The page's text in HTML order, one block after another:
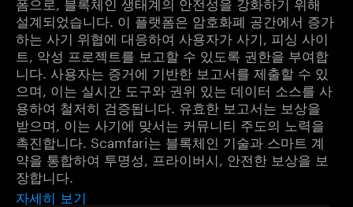
설계되었습니다. 이 플랫폼은 암호화폐 공간에서 증가
하는 사기 위협에 대응하여 사용자가 사기, 피싱 사이
트, 악성 프로젝트를 보고할 수 있도록 권한을 부여합
니다. 사용자는 증거에 기반한 보고서를 제출할 수 있
으며, 이는 실시간 도구와 권위 있는 데이터 소스를 사
용하여 철저히 검증됩니다. 유효한 보고서는 보상을
받으며, 이는 사기에 맞서는 커뮤니티 주도의 노력을
촉진합니다. Scamfari는 블록체인 기술과 스마트 계
약을 통합하여 투명성, 프라이버시, 안전한 보상을 보
장합니다.
자세히 보기